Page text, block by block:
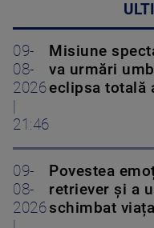
09-
08-
2026
21:46
Misiune
va urmări
eclipsa totală
09-
08-
2026
Povestea
retriever și a
schimbat